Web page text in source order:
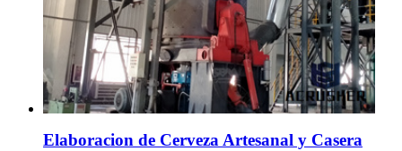
Elaboracion de Cerveza Artesanal y Casera